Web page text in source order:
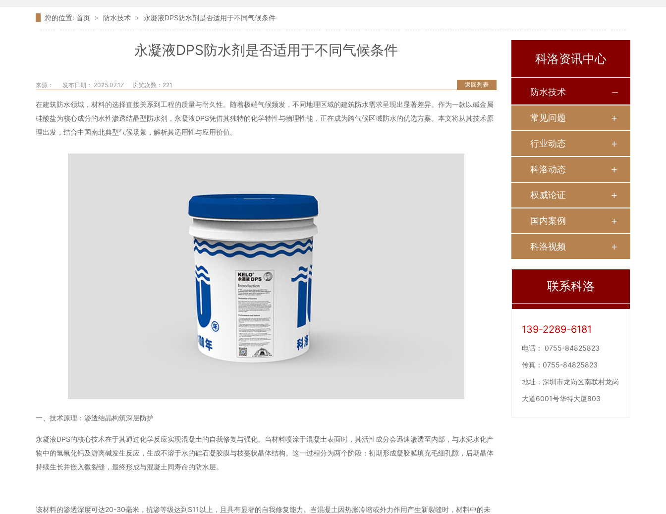
您的位置: 首页 > 防水技术 > 永凝液DPS防水剂是否适用于不同气候条件
永凝液DPS防水剂是否适用于不同气候条件
返回列表
来源： 发布日期： 2025.07.17 浏览次数： 221
在建筑防水领域，材料的选择直接关系到工程的质量与耐久性。随着极端气候频发，不同地理区域的建筑防水需求呈现出显著差异。作为一款以碱金属
硅酸盐为核心成分的水性渗透结晶型防水剂，永凝液DPS凭借其独特的化学特性与物理性能，正在成为跨气候区域防水的优选方案。本文将从其技术原
理出发，结合中国南北典型气候场景，解析其适用性与应用价值。
一、技术原理：渗透结晶构筑深层防护
永凝液DPS的核心技术在于其通过化学反应实现混凝土的自我修复与强化。当材料喷涂于混凝土表面时，其活性成分会迅速渗透至内部，与水泥水化产
物中的氢氧化钙及游离碱发生反应，生成不溶于水的硅石凝胶膜与枝蔓状晶体结构。这一过程分为两个阶段：初期形成凝胶膜填充毛细孔隙，后期晶体
持续生长并嵌入微裂缝，最终形成与混凝土同寿命的防水层。
该材料的渗透深度可达20-30毫米，抗渗等级达到S11以上，且具有显著的自我修复能力。当混凝土因热胀冷缩或外力作用产生新裂缝时，材料中的未
科洛资讯中心
防水技术
常见问题
行业动态
科洛动态
权威论证
国内案例
科洛视频
联系科洛
139-2289-6181
电话： 0755-84825823
传真： 0755-84825823
地址： 深圳市龙岗区南联村龙岗
大道6001号华特大厦803